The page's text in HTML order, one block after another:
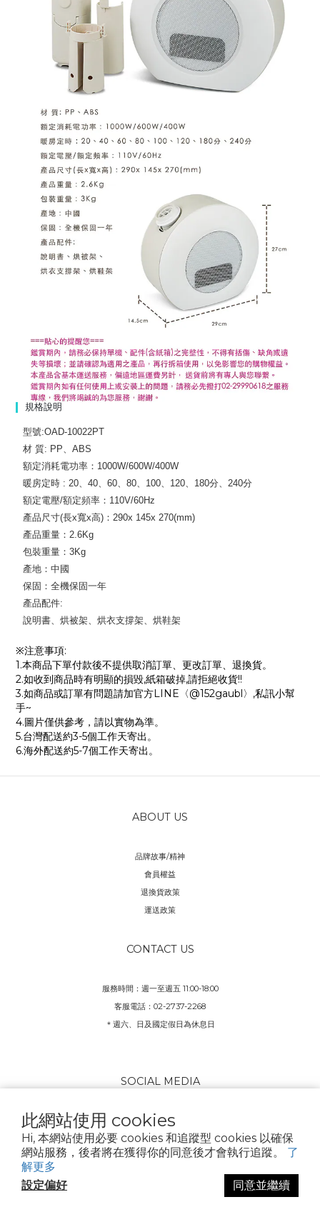
此網站使用 cookies
Hi, 本網站使用必要 cookies 和追蹤型 cookies 以確保
網站服務，後者將在獲得你的同意後才會執行追蹤。 了
解更多
設定偏好
同意並繼續
規格說明
型號:OAD-10022PT
材 質: PP、ABS
額定消耗電功率：1000W/600W/400W
暖房定時 : 20、40、60、80、100、120、180分、240分
額定電壓/額定頻率：110V/60Hz
產品尺寸(長x寬x高)：290x 145x 270(mm)
產品重量：2.6Kg
包裝重量：3Kg
產地：中國
保固：全機保固一年
產品配件:
說明書、烘被架、烘衣支撐架、烘鞋架
※注意事項:
1.本商品下單付款後不提供取消訂單、更改訂單、退換貨。
2.如收到商品時有明顯的損毀,紙箱破掉,請拒絕收貨!!
3.如商品或訂單有問題請加官方LINE〈@152gaubl〉,私訊小幫
手~
4.圖片僅供參考，請以實物為準。
5.台灣配送約3-5個工作天寄出。
6.海外配送約5-7個工作天寄出。
ABOUT US
品牌故事/精神
會員權益
退換貨政策
運送政策
CONTACT US
服務時間：週一至週五 11:00-18:00
客服電話：02-2737-2268
＊週六、日及國定假日為休息日
SOCIAL MEDIA
$ TWD